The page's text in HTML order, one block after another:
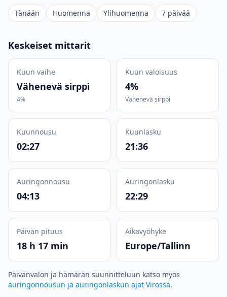
Tänään Huomenna Ylihuomenna 7 päivää
Keskeiset mittarit
Kuun vaihe
Vähenevä sirppi
4%
Kuun valoisuus
4%
Vähenevä sirppi
Kuunnousu
02:27
Kuunlasku
21:36
Auringonnousu
04:13
Auringonlasku
22:29
Päivän pituus
18 h 17 min
Aikavyöhyke
Europe/Tallinn
Päivänvalon ja hämärän suunnitteluun katso myös
auringonnousun ja auringonlaskun ajat Virossa.